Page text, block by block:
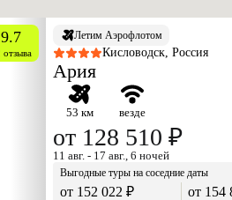
9.7
отзыва
Летим Аэрофлотом
Кисловодск, Россия
Ария
53 км везде
от 128 510 ₽
11 авг. - 17 авг., 6 ночей
Выгодные туры на соседние даты
от 152 022 ₽ от 154